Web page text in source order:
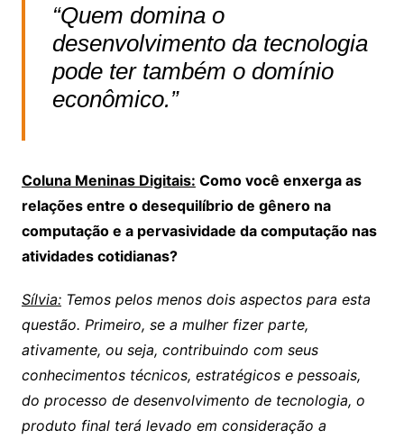
“Quem domina o
desenvolvimento da tecnologia
pode ter também o domínio
econômico.”
Coluna Meninas Digitais: Como você enxerga as
relações entre o desequilíbrio de gênero na
computação e a pervasividade da computação nas
atividades cotidianas?
Sílvia:Temos pelos menos dois aspectos para esta
questão. Primeiro, se a mulher fizer parte,
ativamente, ou seja, contribuindo com seus
conhecimentos técnicos, estratégicos e pessoais,
do processo de desenvolvimento de tecnologia, o
produto final terá levado em consideração a